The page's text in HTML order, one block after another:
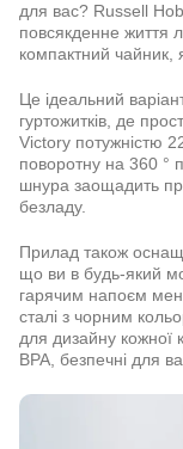
для вас? Russell
повсякденне життя
компактний чайник,
Це ідеальний
гуртожитків, де
Victory потужністю
поворотну на 360 °
шнура заощадить
безладу.
Прилад також
що ви в будь-який
гарячим напоєм
сталі з чорним
для дизайну кожної
BPA, безпечні для